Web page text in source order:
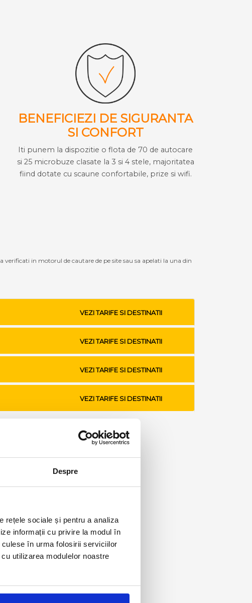
Despre
rețele sociale și pentru a analiza
informații cu privire la modul în
în urma folosirii serviciilor
utilizarea modulelor noastre
BENEFICIEZI DE SIGURANTA
SI CONFORT
Iti punem la dispozitie o flota de 70 de autocare
si 25 microbuze clasate la 3 si 4 stele, majoritatea
fiind dotate cu scaune confortabile, prize si wifi.
in motorul de cautare de pe site sau sa apelati la una din
VEZI TARIFE SI DESTINATII
VEZI TARIFE SI DESTINATII
VEZI TARIFE SI DESTINATII
VEZI TARIFE SI DESTINATII